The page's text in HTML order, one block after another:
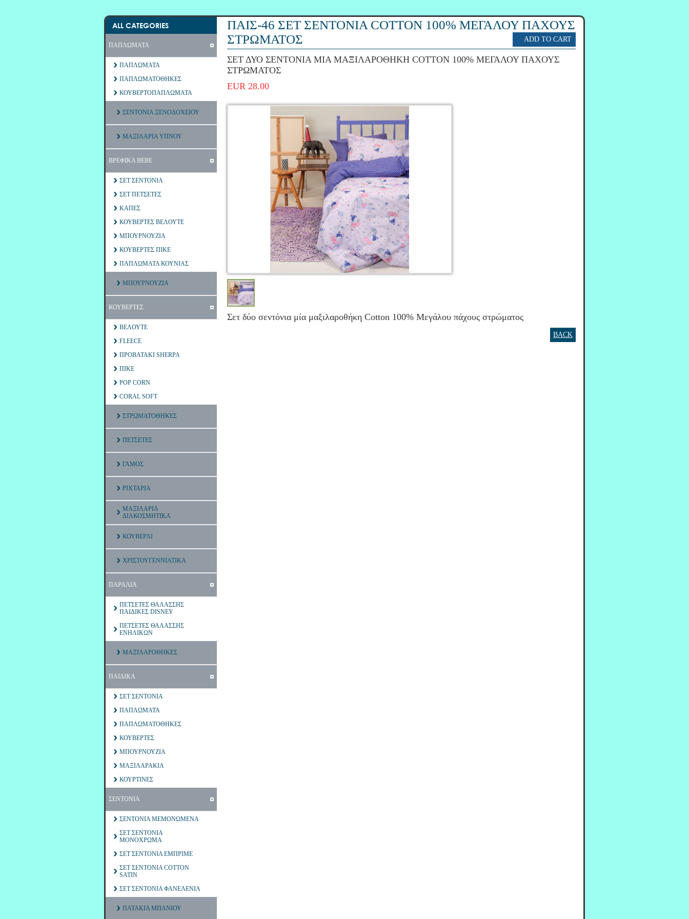
ALL CATEGORIES
ΠΑΠΛΩΜΑΤΑ
ΠΑΠΛΩΜΑΤΑ
ΠΑΠΛΩΜΑΤΟΘΗΚΕΣ
ΚΟΥΒΕΡΤΟΠΑΠΛΩΜΑΤΑ
ΣΕΝΤΟΝΙΑ ΞΕΝΟΔΟΧΕΙΟΥ
ΜΑΞΙΛΑΡΙΑ ΥΠΝΟΥ
ΒΡΕΦΙΚΑ ΒΕΒΕ
ΣΕΤ ΣΕΝΤΟΝΙΑ
ΣΕΤ ΠΕΤΣΕΤΕΣ
ΚΑΠΕΣ
ΚΟΥΒΕΡΤΕΣ ΒΕΛΟΥΤΕ
ΜΠΟΥΡΝΟΥΖΙΑ
ΚΟΥΒΕΡΤΕΣ ΠΙΚΕ
ΠΑΠΛΩΜΑΤΑ ΚΟΥΝΙΑΣ
ΜΠΟΥΡΝΟΥΖΙΑ
ΚΟΥΒΕΡΤΕΣ
ΒΕΛΟΥΤΕ
FLEECE
ΠΡΟΒΑΤΑΚΙ SHERPA
ΠΙΚΕ
POP CORN
CORAL SOFT
ΣΤΡΩΜΑΤΟΘΗΚΕΣ
ΠΕΤΣΕΤΕΣ
ΓΑΜΟΣ
ΡΙΧΤΑΡΙΑ
ΜΑΞΙΛΑΡΙΑ
ΔΙΑΚΟΣΜΗΤΙΚΑ
ΚΟΥΒΕΡΛΙ
ΧΡΙΣΤΟΥΓΕΝΝΙΑΤΙΚΑ
ΠΑΡΑΛΙΑ
ΠΕΤΣΕΤΕΣ ΘΑΛΑΣΣΗΣ
ΠΑΙΔΙΚΕΣ DISNEY
ΠΕΤΣΕΤΕΣ ΘΑΛΑΣΣΗΣ
ΕΝΗΛΙΚΩΝ
ΜΑΞΙΛΑΡΟΘΗΚΕΣ
ΠΑΙΔΙΚΑ
ΣΕΤ ΣΕΝΤΟΝΙΑ
ΠΑΠΛΩΜΑΤΑ
ΠΑΠΛΩΜΑΤΟΘΗΚΕΣ
ΚΟΥΒΕΡΤΕΣ
ΜΠΟΥΡΝΟΥΖΙΑ
ΜΑΞΙΛΑΡΑΚΙΑ
ΚΟΥΡΤΙΝΕΣ
ΣΕΝΤΟΝΙΑ
ΣΕΝΤΟΝΙΑ ΜΕΜΟΝΩΜΕΝΑ
ΣΕΤ ΣΕΝΤΟΝΙΑ
ΜΟΝΟΧΡΩΜΑ
ΣΕΤ ΣΕΝΤΟΝΙΑ ΕΜΠΡΙΜΕ
ΣΕΤ ΣΕΝΤΟΝΙΑ COTTON
SATIN
ΣΕΤ ΣΕΝΤΟΝΙΑ ΦΑΝΕΛΕΝΙΑ
ΠΑΤΑΚΙΑ ΜΠΑΝΙΟΥ
ΠΑΙΣ-46 ΣΕΤ ΣΕΝΤΟΝΙΑ COTTON 100% ΜΕΓΑΛΟΥ ΠΑΧΟΥΣ
ΣΤΡΩΜΑΤΟΣ
ΣΕΤ ΔΥΟ ΣΕΝΤΟΝΙΑ ΜΙΑ ΜΑΞΙΛΑΡΟΘΗΚΗ COTTON 100% ΜΕΓΑΛΟΥ ΠΑΧΟΥΣ
ΣΤΡΩΜΑΤΟΣ
EUR 28.00
Σετ δύο σεντόνια μία μαξιλαροθήκη Cotton 100% Μεγάλου πάχους στρώματος
BACK